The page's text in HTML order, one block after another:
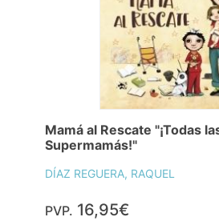
Mamá al Rescate "¡Todas
Supermamás!"
DÍAZ REGUERA, RAQUEL
PVP. 16,95€